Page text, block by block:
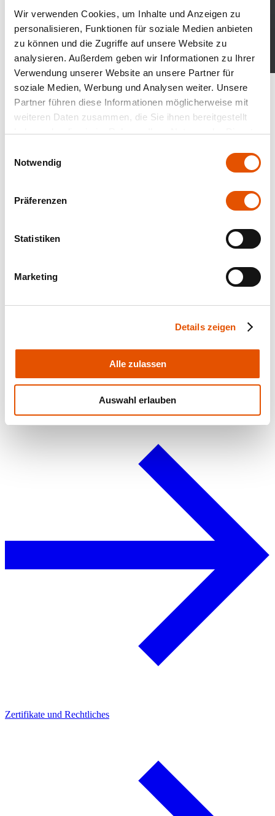
Wir verwenden Cookies, um Inhalte und Anzeigen zu
personalisieren, Funktionen für soziale Medien anbieten
zu können und die Zugriffe auf unsere Website zu
analysieren. Außerdem geben wir Informationen zu Ihrer
Verwendung unserer Website an unsere Partner für
soziale Medien, Werbung und Analysen weiter. Unsere
Partner führen diese Informationen möglicherweise mit
weiteren Daten zusammen, die Sie ihnen bereitgestellt
haben oder die sie im Rahmen Ihrer Nutzung der Dienste
Notwendig
Präferenzen
Statistiken
Marketing
Details zeigen
Alle zulassen
Auswahl erlauben
Kataloge und Highlights
Planungsdaten und Anleitungen
Zertifikate und Rechtliches